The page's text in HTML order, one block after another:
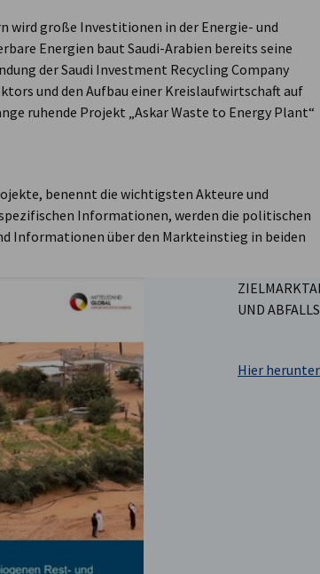
wird große Investitionen in der Energie- und
Energien baut Saudi-Arabien bereits seine
der Saudi Investment Recycling Company
und den Aufbau einer Kreislaufwirtschaft auf
ruhende Projekt „Askar Waste to Energy Plant“
benennt die wichtigsten Akteure und
Informationen, werden die politischen
Informationen über den Markteinstieg in beiden
UND
Hier